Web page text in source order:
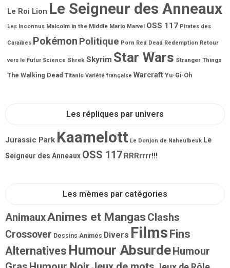
Le Roi Lion Le Seigneur des Anneaux
Les Inconnus Malcolm in the Middle Mario Marvel OSS 117 Pirates des
Caraïbes Pokémon Politique Porn Red Dead Redemption Retour
vers le Futur Science Shrek Skyrim Star Wars Stranger Things
The Walking Dead Titanic Variété française Warcraft Yu-Gi-Oh
Les répliques par univers
Jurassic Park Kaamelott Le Donjon de Naheulbeuk Le
Seigneur des Anneaux OSS 117 RRRrrrr!!!
Les mèmes par catégories
AnimauxAnimes et MangasClashs
Crossover Dessins Animés Divers Films Fins
Alternatives Humour AbsurdeHumour